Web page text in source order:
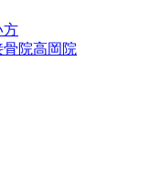
方
院高岡院